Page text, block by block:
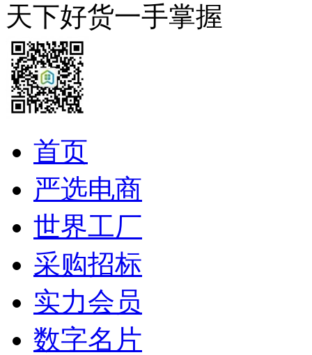
天下好货一手掌握
首页
严选电商
世界工厂
采购招标
实力会员
数字名片